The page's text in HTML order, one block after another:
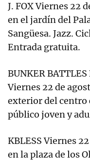
J. FOX Viernes 22
en el jardín del
Sangüesa. Jazz.
Entrada gratuita.
BUNKER
Viernes 22 de
exterior del centro
público joven y
KBLESS Viernes
en la plaza de los